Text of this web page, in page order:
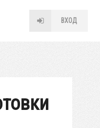
ВХОД